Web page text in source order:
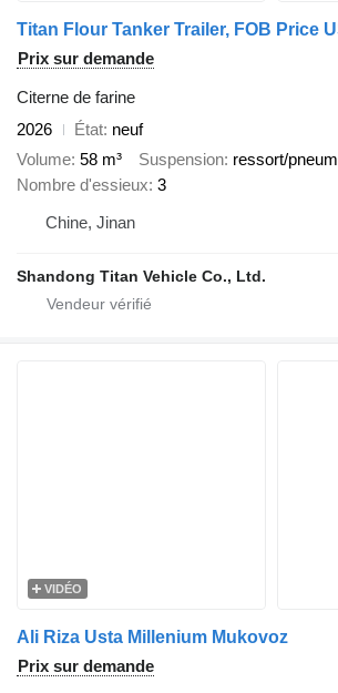
Titan Flour Tanker Trailer, FOB Price
Prix sur demande
Citerne de farine
2026
État neuf
Volume 58 m³ Suspension ressort/
Nombre d'essieux 3
Chine, Jinan
Shandong Titan Vehicle Co., Ltd.
VIDÉO
Ali Riza Usta Millenium Mukovoz
Prix sur demande